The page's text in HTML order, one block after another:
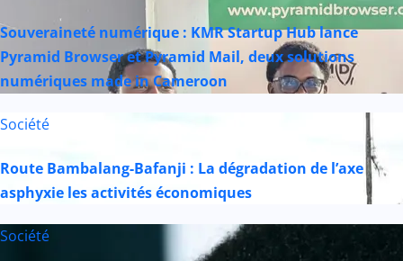
Souveraineté numérique : KMR Startup Hub lance
Pyramid Browser et Pyramid Mail, deux solutions
numériques made in Cameroon
Société
Route Bambalang-Bafanji : La dégradation de l’axe
asphyxie les activités économiques
Société